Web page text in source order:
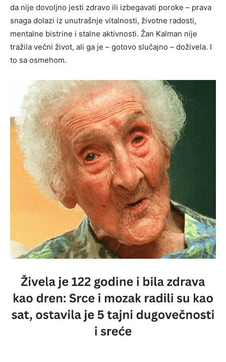
da nije dovoljno jesti zdravo ili izbegavati poroke – prava
snaga dolazi iz unutrašnje vitalnosti, životne radosti,
mentalne bistrine i stalne aktivnosti. Žan Kalman nije
tražila večni život, ali ga je – gotovo slučajno – doživela. I
to sa osmehom.